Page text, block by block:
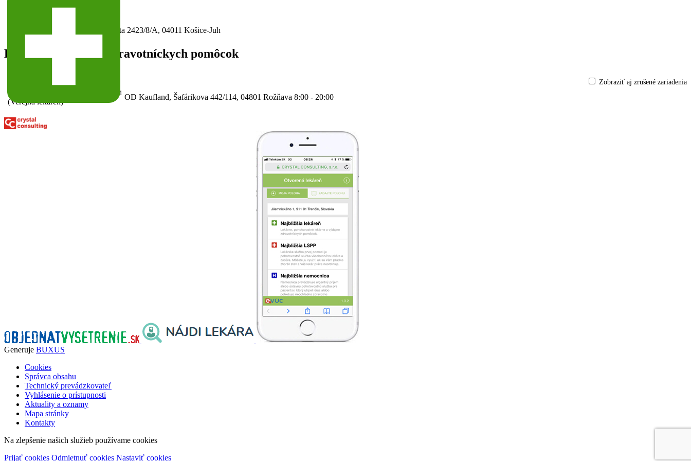
Moldavská cesta 2423/8/A, 04011 Košice-Juh
Lekárne a výdajne zdravotníckych pomôcok
Zobraziť aj zrušené zariadenia
68-46910115-A0001
(Verejná lekáreň)
OD Kaufland, Šafárikova 442/114, 04801 Rožňava 8:00 - 20:00
Generuje BUXUS
Cookies
Správca obsahu
Technický prevádzkovateľ
Vyhlásenie o prístupnosti
Aktuality a oznamy
Mapa stránky
Kontakty
Na zlepšenie našich služieb používame cookies
Prijať cookies Odmietnuť cookies Nastaviť cookies